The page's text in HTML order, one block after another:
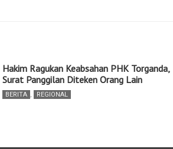
Hakim Ragukan Keabsahan PHK Torganda,
Surat Panggilan Diteken Orang Lain
BERITA , REGIONAL